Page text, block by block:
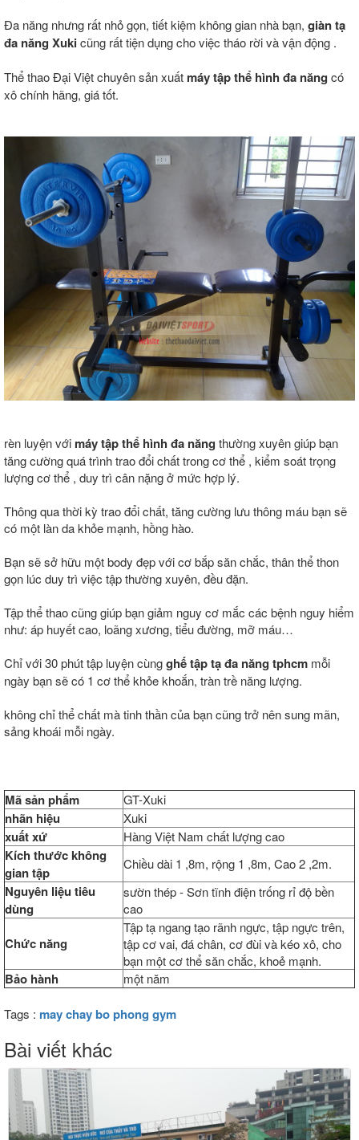
Đa năng nhưng rất nhỏ gọn, tiết kiệm không gian nhà bạn, giàn tạ
đa năng Xukicũng rất tiện dụng cho việc tháo rời và vận động .
Thể thao Đại Việt chuyên sản xuất máy tập thể hình đa năng có
xô chính hãng, giá tốt.
rèn luyện với máy tập thể hình đa năng thường xuyên giúp bạn
tăng cường quá trình trao đổi chất trong cơ thể , kiểm soát trọng
lượng cơ thể , duy trì cân nặng ở mức hợp lý.
Thông qua thời kỳ trao đổi chất, tăng cường lưu thông máu bạn sẽ
có một làn da khỏe mạnh, hồng hào.
Bạn sẽ sở hữu một body đẹp với cơ bắp săn chắc, thân thể thon
gọn lúc duy trì việc tập thường xuyên, đều đặn.
Tập thể thao cũng giúp bạn giảm nguy cơ mắc các bệnh nguy hiểm
như: áp huyết cao, loãng xương, tiểu đường, mỡ máu…
Chỉ với 30 phút tập luyện cùngghế tập tạ đa năng tphcm mỗi
ngày bạn sẽ có 1 cơ thể khỏe khoắn, tràn trề năng lượng.
không chỉ thể chất mà tinh thần của bạn cũng trở nên sung mãn,
sảng khoái mỗi ngày.
Mã sản phẩm GT-Xuki
nhãn hiệu Xuki
xuất xứ Hàng Việt Nam chất lượng cao
Kích thước không
gian tập
Chiều dài 1 ,8m, rộng 1 ,8m, Cao 2 ,2m.
Nguyên liệu tiêu
dùng
sườn thép - Sơn tĩnh điệntrống rỉ độ bền
cao
Chức năng
Tập tạ ngang tạo rãnh ngực, tập ngực trên,
tập cơ vai, đá chân, cơ đùi và kéo xô, cho
bạn một cơ thể săn chắc, khoẻ mạnh.
Bảo hành một năm
Tags : may chay bo phong gym
Bài viết khác